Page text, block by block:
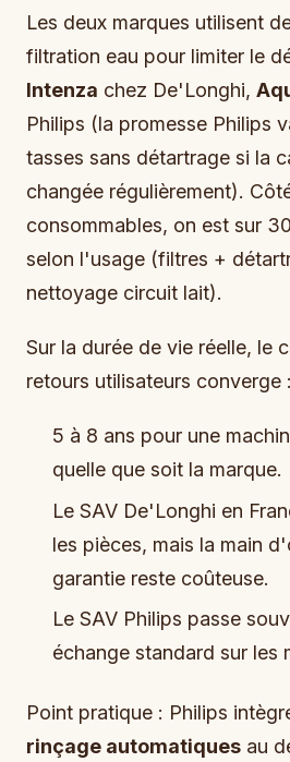
Les deux marques utilisent
filtration eau pour limiter le
Intenza chez De'Longhi,
Philips (la promesse Philips
tasses sans détartrage si la
changée régulièrement).
consommables, on est sur
selon l'usage (filtres +
nettoyage circuit lait).
Sur la durée de vie réelle, le
retours utilisateurs converge :
5 à 8 ans pour une
quelle que soit la marque.
Le SAV De'Longhi en
les pièces, mais la main
garantie reste coûteuse.
Le SAV Philips passe
échange standard sur les
Point pratique : Philips
rinçage automatiques au